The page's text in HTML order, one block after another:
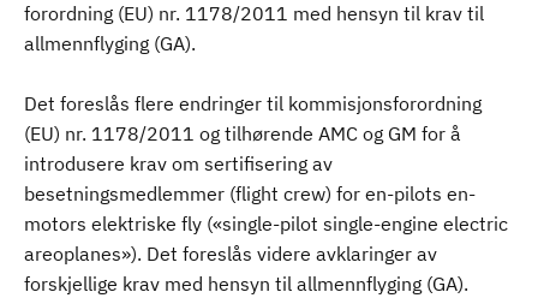
forordning (EU) nr. 1178/2011 med hensyn til krav til
allmennflyging (GA).
Det foreslås flere endringer til kommisjonsforordning
(EU) nr. 1178/2011 og tilhørende AMC og GM for å
introdusere krav om sertifisering av
besetningsmedlemmer (flight crew) for en-pilots en-
motors elektriske fly («single-pilot single-engine electric
areoplanes»). Det foreslås videre avklaringer av
forskjellige krav med hensyn til allmennflyging (GA).